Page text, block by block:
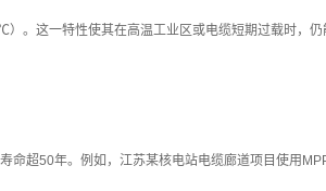
。这一特性使其在高温工业区或电缆短期过载时，仍
超50年。例如，江苏某核电站电缆廊道项目使用MPP